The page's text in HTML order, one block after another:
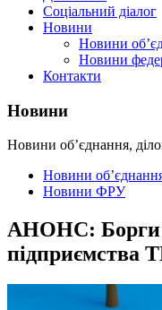
Соціальний діалог
Новини
Новини
Новини
Контакти
Новини
Новини об’єднання,
Новини
Новини ФРУ
АНОНС: Борги
підприємства